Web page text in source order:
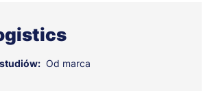
Od marca